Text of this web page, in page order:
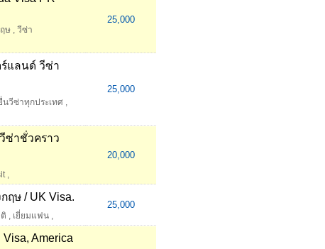
ษ , วีซ่า
25,000
ร์แลนด์ วีซ่า
นวีซ่าทุกประเทศ ,
25,000
ซ่าชั่วคราว
,
20,000
ฤษ / UK Visa.
, เยี่ยมแฟน ,
25,000
America